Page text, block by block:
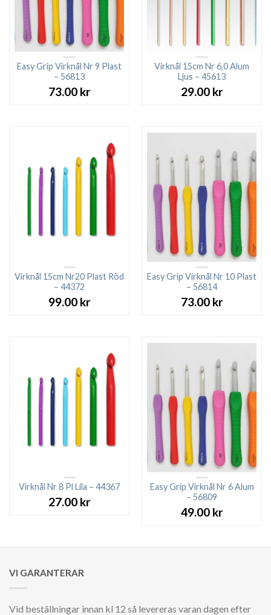
Easy Grip Virknål Nr 9 Plast
– 56813
73.00 kr
Virknål 15cm Nr 6,0 Alum
Ljus – 45613
29.00 kr
Virknål 15cm Nr20 Plast Röd
– 44372
99.00 kr
Easy Grip Virknål Nr 10 Plast
– 56814
73.00 kr
Virknål Nr 8 Pl Lila – 44367
27.00 kr
Easy Grip Virknål Nr 6 Alum
– 56809
49.00 kr
VI GARANTERAR
Vid beställningar innan kl 12 så levereras varan dagen efter